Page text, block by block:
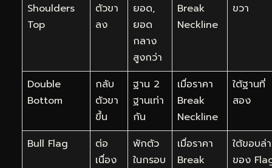
Shoulders
Top
ตัวขา
ลง
ยอด,
ยอด
กลาง
สูงกว่า
Break
Neckline
ขวา
Double
Bottom
กลับ
ตัวขา
ขึ้น
ฐาน 2
ฐานเท่า
กัน
เมื่อราคา
Break
Neckline
ใต้ฐานที่
สอง
Bull Flag
ต่อ
เนื่อง
พักตัว
ในกรอบ
เมื่อราคา
Break
ใต้ขอบล่
ของ